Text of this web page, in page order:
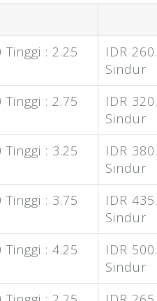
: 2.25
IDR
Sindur
: 2.75
IDR
Sindur
: 3.25
IDR
Sindur
: 3.75
IDR
Sindur
: 4.25
IDR
Sindur